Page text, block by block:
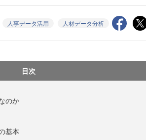
人事データ活用 人材データ分析
目次
のか
基本